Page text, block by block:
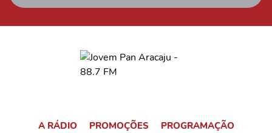
A RÁDIO PROMOÇÕES PROGRAMAÇÃO